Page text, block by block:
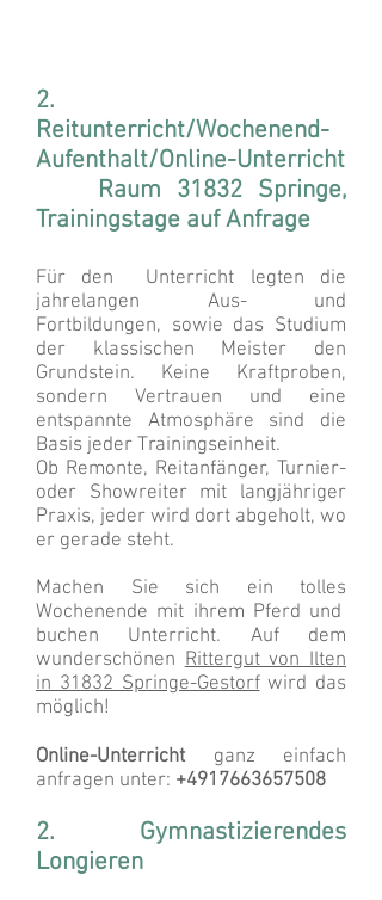
2.
Reitunterricht/Wochenend-
Aufenthalt/Online-Unterricht
Raum 31832 Springe,
Trainingstage auf Anfrage
Für den Unterricht legten die
jahrelangen Aus- und
Fortbildungen, sowie das Studium
der klassischen Meister den
Grundstein. Keine Kraftproben,
sondern Vertrauen und eine
entspannte Atmosphäre sind die
Basis jeder Trainingseinheit.
Ob Remonte, Reitanfänger, Turnier-
oder Showreiter mit langjähriger
Praxis, jeder wird dort abgeholt, wo
er gerade steht.
Machen Sie sich ein tolles
Wochenende mit ihrem Pferd und
buchen Unterricht. Auf dem
wunderschönenRittergut von Ilten
in 31832 Springe-Gestorfwird das
möglich!
Online-Unterricht ganz einfach
anfragen unter: +4917663657508
2. Gymnastizierendes
Longieren